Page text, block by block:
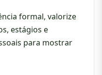
formal, valorize
estágios e
para mostrar